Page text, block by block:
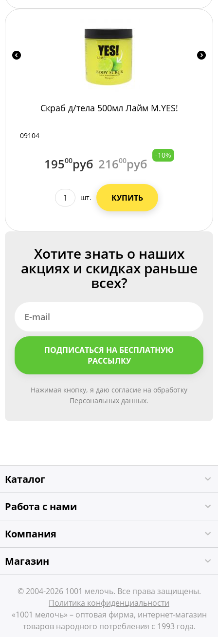
Скраб д/тела 500мл Лайм М.YES!
09104
19500руб 21600руб
-10%
шт. КУПИТЬ
Хотите знать о наших
акциях и скидках раньше
всех?
ПОДПИСАТЬСЯ НА БЕСПЛАТНУЮ
РАССЫЛКУ
Нажимая кнопку, я даю согласие на обработку
Персональных данных.
Каталог
Работа с нами
Компания
Магазин
© 2004-2026 1001 мелочь. Все права защищены.
Политика конфиденциальности
«1001 мелочь» – оптовая фирма, интернет-магазин
товаров народного потребления с 1993 года.